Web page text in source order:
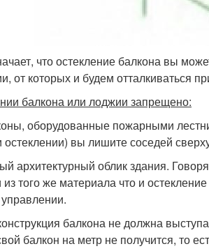
что остекление балкона вы
от которых и будем отталкиваться
балкона или лоджии запрещено:
оборудованные пожарными
остеклении) вы лишите соседей
архитектурный облик здания.
из того же материала что и
балкона не должна
балкон на метр не получится, то